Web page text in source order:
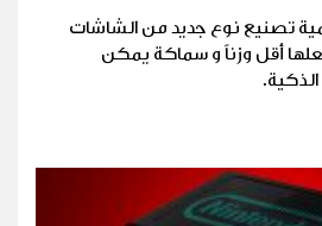
تصنيع نوع جديد من الشاشات
أقل وزناً و سماكة يمكن